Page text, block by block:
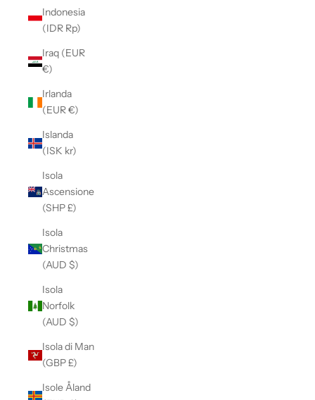
Indonesia
(IDR Rp)
Iraq (EUR
€)
Irlanda
(EUR €)
Islanda
(ISK kr)
Isola
Ascensione
(SHP £)
Isola
Christmas
(AUD $)
Isola
Norfolk
(AUD $)
Isola di Man
(GBP £)
Isole Åland